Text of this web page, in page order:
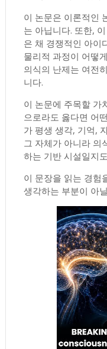
이 논문은 이론적인
는 아닙니다. 또한,
은 채 경쟁적인 아이
물리적 과정이 어떻
의식의 난제는 여전
니다.
이 논문에 주목할 가
으로라도 옳다면 어
가 평생 생각, 기억,
그 자체가 아니라 의
하는 기반 시설일지
이 문장을 읽는 경험
생각하는 부분이 아